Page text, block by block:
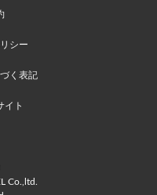
シー
く表記
イト
Co.,ltd.